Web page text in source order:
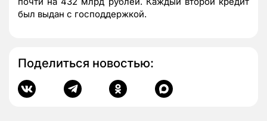
был выдан с господдержкой.
Поделиться новостью: